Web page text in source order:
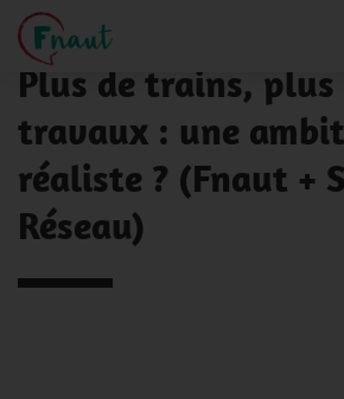
Panneau de gestion des cookies
NOS ACTUALITÉS
Plus de trains, plus
travaux : une
réaliste ? (Fnaut +
Réseau)